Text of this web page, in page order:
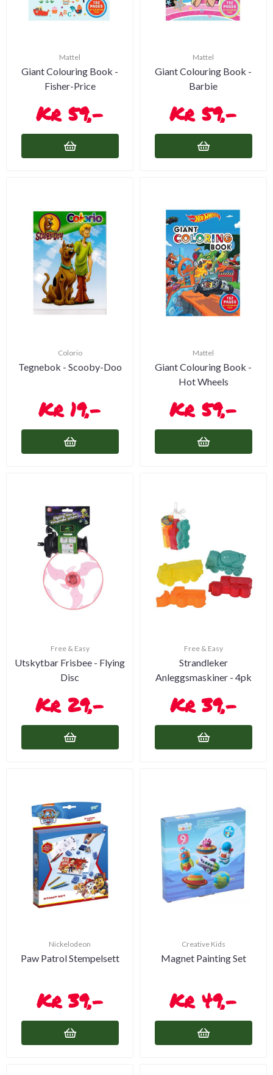
Mattel
Giant Colouring Book -
Fisher-Price
59,-
Mattel
Giant Colouring Book -
Barbie
59,-
Colorio
Tegnebok - Scooby-Doo
19,-
Mattel
Giant Colouring Book -
Hot Wheels
59,-
Free & Easy
Utskytbar Frisbee - Flying
Disc
29,-
Free & Easy
Strandleker
Anleggsmaskiner - 4pk
39,-
Nickelodeon
Paw Patrol Stempelsett
39,-
Creative Kids
Magnet Painting Set
49,-